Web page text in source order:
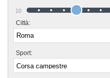
10
Città:
Sport: